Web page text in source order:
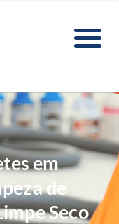
em
de
Seco